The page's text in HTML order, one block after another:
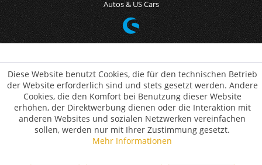
Autos & US Cars
Diese Website benutzt Cookies, die für den technischen Betrieb
der Website erforderlich sind und stets gesetzt werden. Andere
Cookies, die den Komfort bei Benutzung dieser Website
erhöhen, der Direktwerbung dienen oder die Interaktion mit
anderen Websites und sozialen Netzwerken vereinfachen
sollen, werden nur mit Ihrer Zustimmung gesetzt.
Mehr Informationen